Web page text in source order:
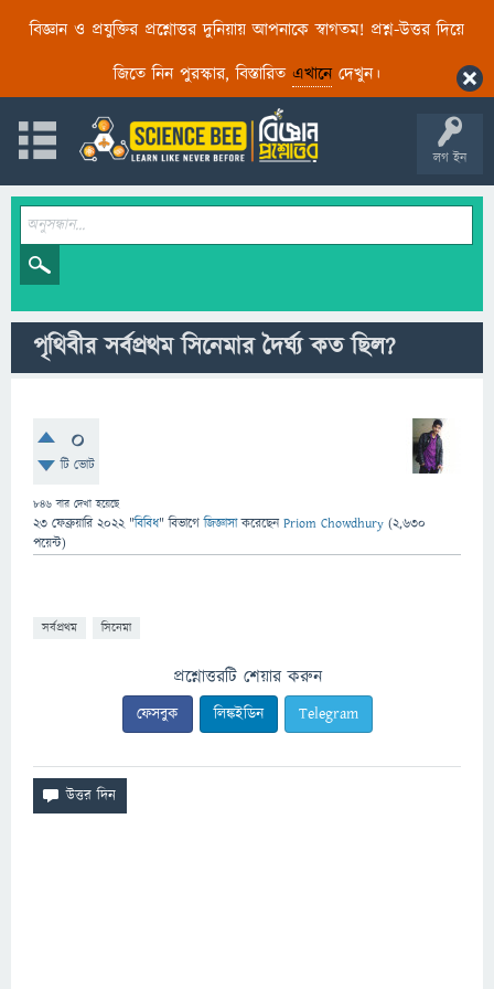
বিজ্ঞান ও প্রযুক্তির প্রশ্নোত্তর দুনিয়ায় আপনাকে স্বাগতম! প্রশ্ন-উত্তর দিয়ে
জিতে নিন পুরস্কার, বিস্তারিত এখানেদেখুন।
লগ ইন
পৃথিবীর সর্বপ্রথম সিনেমার দৈর্ঘ্য কত ছিল?
0
টি ভোট
846 বার দেখা হয়েছে
23 ফেব্রুয়ারি 2022 "বিবিধ" বিভাগে জিজ্ঞাসাকরেছেনPriom Chowdhury (2,630
পয়েন্ট)
সর্বপ্রথম সিনেমা
প্রশ্নোত্তরটি শেয়ার করুন
ফেসবুক লিঙ্কইডিন Telegram